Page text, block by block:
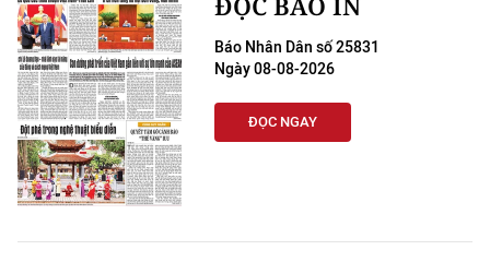
Báo Nhân Dân số 25831
Ngày 08-08-2026
ĐỌC NGAY